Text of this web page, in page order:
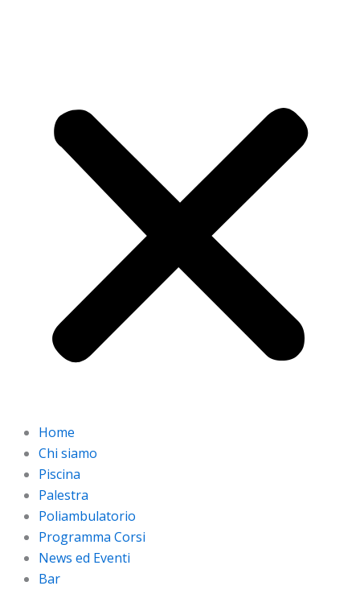
Home
Chi siamo
Piscina
Palestra
Poliambulatorio
Programma Corsi
News ed Eventi
Bar